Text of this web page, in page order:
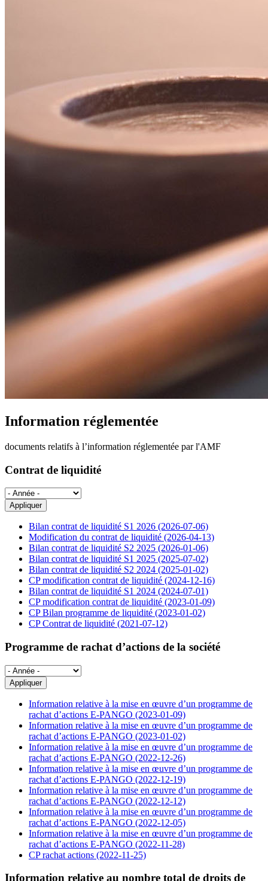
Information réglementée
documents relatifs à l’information réglementée par l'AMF
Contrat de liquidité
Bilan contrat de liquidité S1 2026 (2026-07-06)
Modification du contrat de liquidité (2026-04-13)
Bilan contrat de liquidité S2 2025 (2026-01-06)
Bilan contrat de liquidité S1 2025 (2025-07-02)
Bilan contrat de liquidité S2 2024 (2025-01-02)
CP modification contrat de liquidité (2024-12-16)
Bilan contrat de liquidité S1 2024 (2024-07-01)
CP modification contrat de liquidité (2023-01-09)
CP Bilan programme de liquidité (2023-01-02)
CP Contrat de liquidité (2021-07-12)
Programme de rachat d’actions de la société
Information relative à la mise en œuvre d’un programme de
rachat d’actions E-PANGO (2023-01-09)
Information relative à la mise en œuvre d’un programme de
rachat d’actions E-PANGO (2023-01-02)
Information relative à la mise en œuvre d’un programme de
rachat d’actions E-PANGO (2022-12-26)
Information relative à la mise en œuvre d’un programme de
rachat d’actions E-PANGO (2022-12-19)
Information relative à la mise en œuvre d’un programme de
rachat d’actions E-PANGO (2022-12-12)
Information relative à la mise en œuvre d’un programme de
rachat d’actions E-PANGO (2022-12-05)
Information relative à la mise en œuvre d’un programme de
rachat d’actions E-PANGO (2022-11-28)
CP rachat actions (2022-11-25)
Information relative au nombre total de droits de